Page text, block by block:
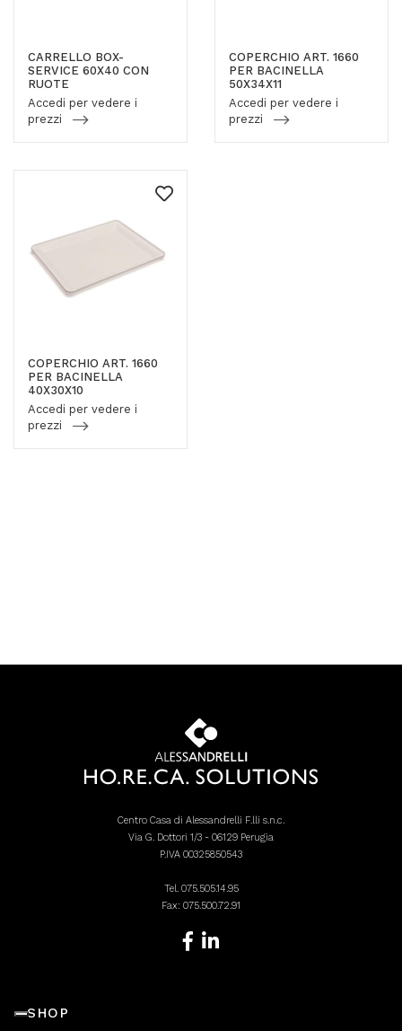
CARRELLO BOX-
SERVICE 60X40 CON
RUOTE
Accedi per vedere i
prezzi
COPERCHIO ART. 1660
PER BACINELLA
50X34X11
Accedi per vedere i
prezzi
COPERCHIO ART. 1660
PER BACINELLA
40X30X10
Accedi per vedere i
prezzi
Centro Casa di Alessandrelli F.lli s.n.c.
Via G. Dottori 1/3 - 06129 Perugia
P.IVA 00325850543
Tel. 075.505.14.95
Fax: 075.500.72.91
SHOP